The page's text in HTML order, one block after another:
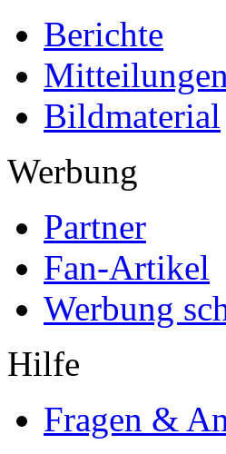
Berichte
Mitteilungen
Bildmaterial
Werbung
Partner
Fan-Artikel
Werbung
Hilfe
Fragen &